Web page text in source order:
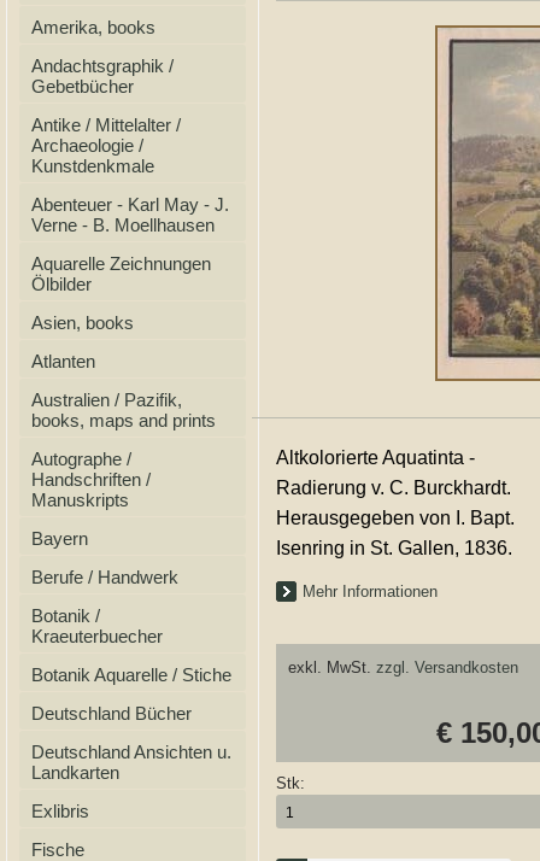
Amerika, books
Andachtsgraphik /
Gebetbücher
Antike / Mittelalter /
Archaeologie /
Kunstdenkmale
Abenteuer - Karl May - J.
Verne - B. Moellhausen
Aquarelle Zeichnungen
Ölbilder
Asien, books
Atlanten
Australien / Pazifik,
books, maps and prints
Autographe /
Handschriften /
Manuskripts
Bayern
Berufe / Handwerk
Botanik /
Kraeuterbuecher
Botanik Aquarelle / Stiche
Deutschland Bücher
Deutschland Ansichten u.
Landkarten
Exlibris
Fische
Altkolorierte Aquatinta -
Radierung v. C. Burckhardt.
Herausgegeben von I. Bapt.
Isenring in St. Gallen, 1836.
Mehr Informationen
exkl. MwSt. zzgl. Versandkosten
€
Stk: